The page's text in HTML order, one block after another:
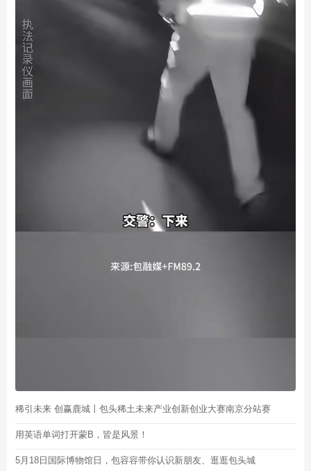
稀引未来 创赢鹿城丨包头稀土未来产业创新创业大赛南京分站赛
用英语单词打开蒙B，皆是风景！
5月18日国际博物馆日，包容容带你认识新朋友、逛逛包头城